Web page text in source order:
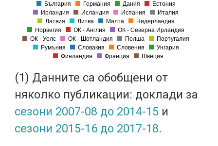
България Германия Дания
Естония
Ирландия
Исландия Испания
Италия
Латвия
Литва Малта
Нидерландия
Норвегия
ОК - Англия
ОК - Северна Ирландия
ОК - Уелс
ОК - Шотландия Полша
Португалия
Румъния
Словакия Словения
Унгария
Финландия
Франция Швеция
(1) Данните са обобщени от
няколко публикации: доклади за
сезони 2007-08 до 2014-15 и
сезони 2015-16 до 2017-18.